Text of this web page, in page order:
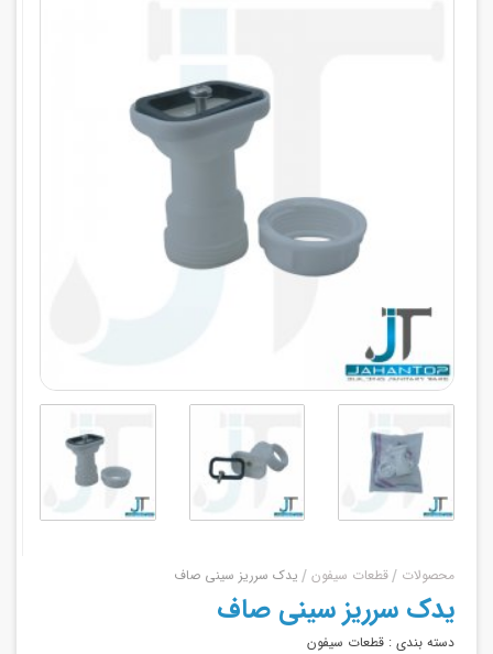
محصولات قطعات سیفون یدک سرریز سینی صاف
یدک سرریز سینی صاف
دسته بندی : قطعات سیفون